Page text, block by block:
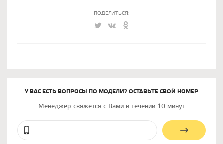
ПОДЕЛИТЬСЯ:
У ВАС ЕСТЬ ВОПРОСЫ ПО МОДЕЛИ? ОСТАВЬТЕ СВОЙ НОМЕР
Менеджер свяжется с Вами в течении 10 минут